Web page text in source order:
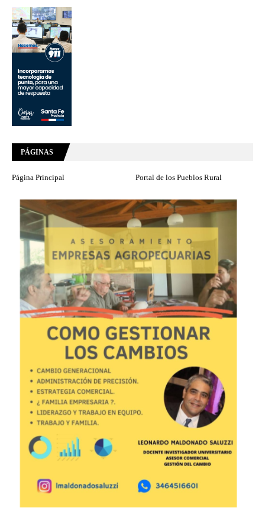
PÁGINAS
Página Principal Portal de los Pueblos Rural